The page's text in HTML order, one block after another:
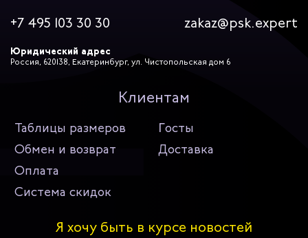
+7 495 103 30 30 zakaz@psk.expert
Юридический адрес
Россия, 620138, Екатеринбург, ул. Чистопольская дом 6
Клиентам
Таблицы размеров
Госты
Обмен и возврат
Доставка
Оплата
Система скидок
Я хочу быть в курсе новостей